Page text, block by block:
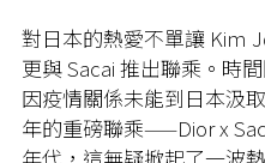
對日本的熱愛不單讓 Kim
更與 Sacai 推出聯乘。時
因疫情關係未能到日本汲
年的重磅聯乘——Dior x